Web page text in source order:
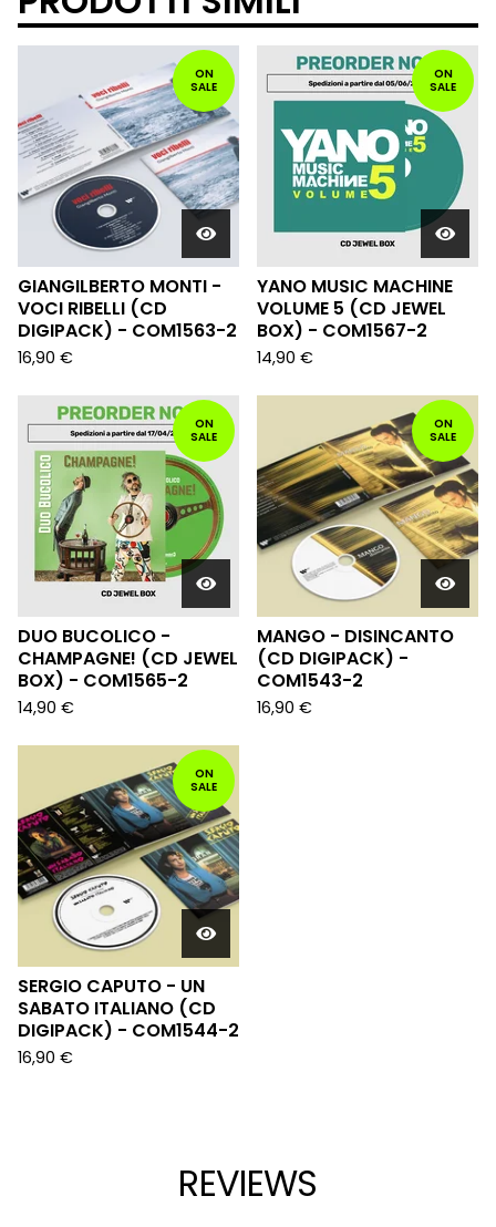
ON
SALE
GIANGILBERTO MONTI -
VOCI RIBELLI (CD
DIGIPACK) - COM1563-2
16,90 €
ON
SALE
YANO MUSIC MACHINE
VOLUME 5 (CD JEWEL
BOX) - COM1567-2
14,90 €
ON
SALE
DUO BUCOLICO -
CHAMPAGNE! (CD JEWEL
BOX) - COM1565-2
14,90 €
ON
SALE
MANGO - DISINCANTO
(CD DIGIPACK) -
COM1543-2
16,90 €
ON
SALE
SERGIO CAPUTO - UN
SABATO ITALIANO (CD
DIGIPACK) - COM1544-2
16,90 €
REVIEWS